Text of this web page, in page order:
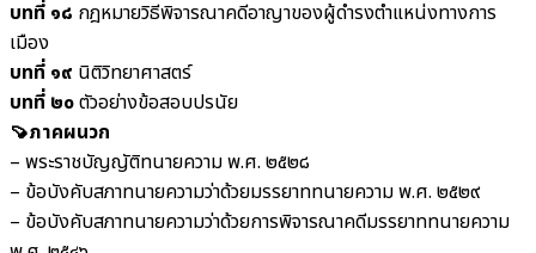
บทที่ ๑๘ กฎหมายวิธีพิจารณาคดีอาญาของผู้ดำรงตำแหน่งทางการ
เมือง
บทที่ ๑๙ นิติวิทยาศาสตร์
บทที่ ๒๐ตัวอย่างข้อสอบปรนัย
🍠ภาคผนวก
– พระราชบัญญัติทนายความ พ.ศ. ๒๕๒๘
– ข้อบังคับสภาทนายความว่าด้วยมรรยาททนายความ พ.ศ. ๒๕๒๙
– ข้อบังคับสภาทนายความว่าด้วยการพิจารณาคดีมรรยาททนายความ